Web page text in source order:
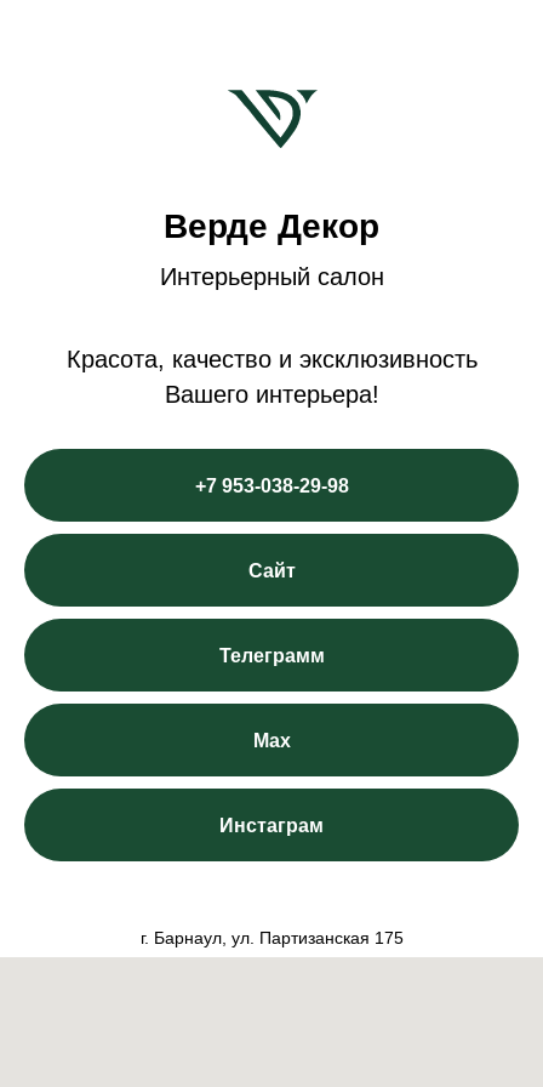
Верде Декор
Интерьерный салон
Красота, качество и эксклюзивность
Вашего интерьера!
+7 953-038-29-98
Сайт
Телеграмм
Max
Инстаграм
г. Барнаул, ул. Партизанская 175